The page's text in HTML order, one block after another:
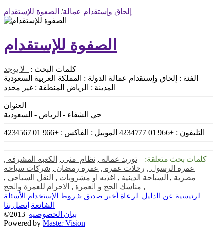
إلحاق وإستقدام عمالة/ الصفوة للإستقدام
الصفوة للإستقدام
كلمات البحث :
لا يوجد
الفئة : إلحاق وإستقدام عمالة الدولة : المملكة العربية السعودية
المدينة : الرياض المنطقة : غير محدد
العنوان
حي الشفاء - الرياض - السعودية
التليفون : +966 01 4234777 الموبيل : الفاكس : +966 01 4234567
كلمات بحث متعلقة: توريد عماله , نظام امنى , الكعبه المشرفه ,
عمرة الرسول , رحلات عمرة , عمرة رمضان , شركات سياحة
مصرية , السياحة الدينية , اغذيه او مشروبات , النقل السياحى ,
مناسك الحج و العمرة ,
,
الرئيسية عن الدليل الرعاة أخبر صديق شروط الإستخدام الأسئلة
الشائعة إتصل بنا
©2013| بيان الخصوصية
Powered by Master Vision